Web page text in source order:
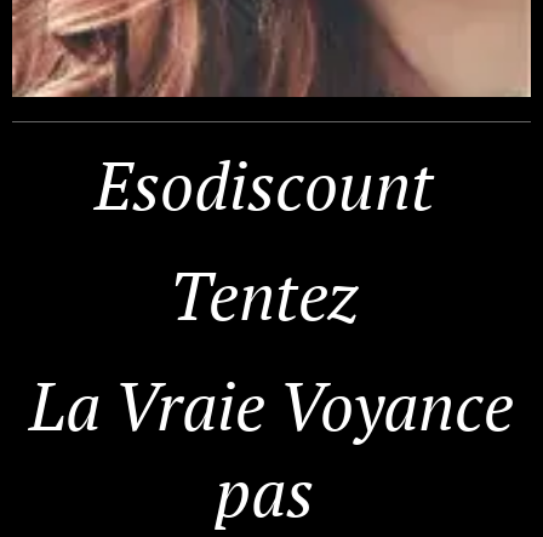
Esodiscount
Tentez
La Vraie Voyance
pas